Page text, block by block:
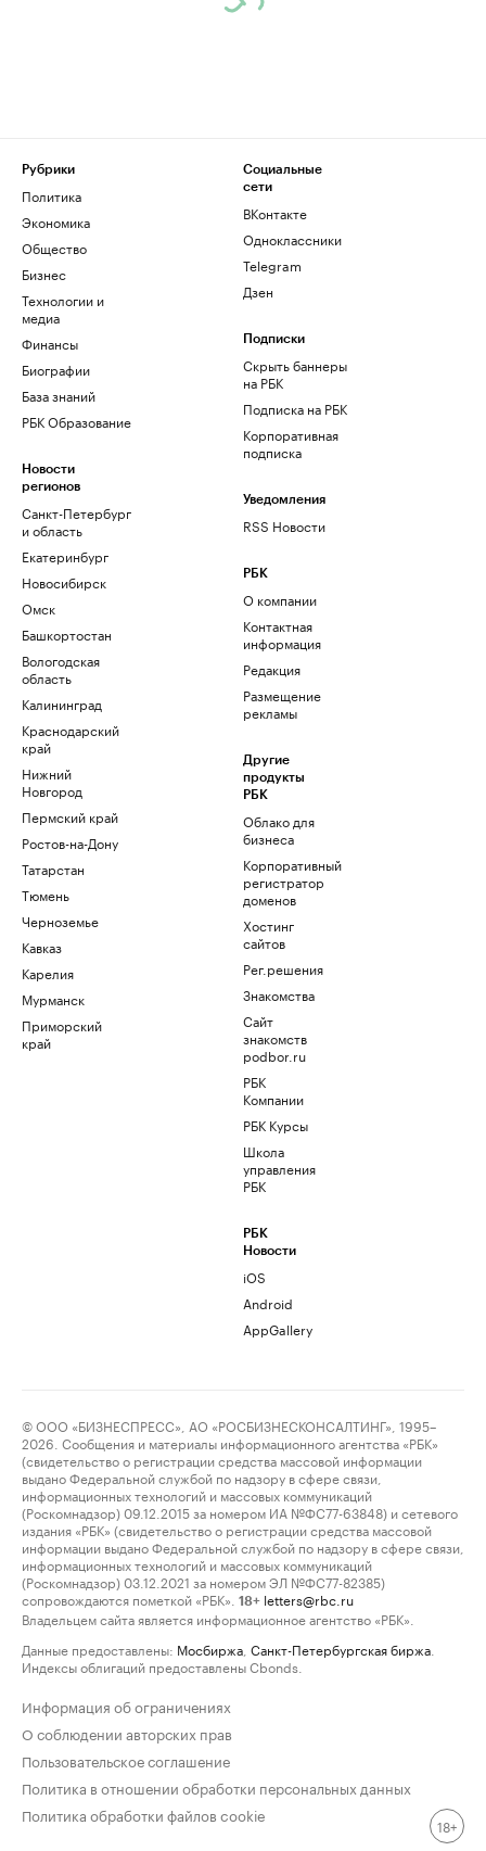
Рубрики
Политика
Экономика
Общество
Бизнес
Технологии и
медиа
Финансы
Биографии
База знаний
РБК Образование
Новости
регионов
Санкт-Петербург
и область
Екатеринбург
Новосибирск
Омск
Башкортостан
Вологодская
область
Калининград
Краснодарский
край
Нижний
Новгород
Пермский край
Ростов-на-Дону
Татарстан
Тюмень
Черноземье
Кавказ
Карелия
Мурманск
Приморский
край
Социальные
сети
ВКонтакте
Одноклассники
Telegram
Дзен
Подписки
Скрыть баннеры
на РБК
Подписка на РБК
Корпоративная
подписка
Уведомления
RSS Новости
РБК
О компании
Контактная
информация
Редакция
Размещение
рекламы
Другие
продукты
РБК
Облако для
бизнеса
Корпоративный
регистратор
доменов
Хостинг
сайтов
Рег.решения
Знакомства
Сайт
знакомств
podbor.ru
РБК
Компании
РБК Курсы
Школа
управления
РБК
РБК
Новости
iOS
Android
AppGallery
© ООО «БИЗНЕСПРЕСС», АО «РОСБИЗНЕСКОНСАЛТИНГ», 1995–
2026. Сообщения и материалы информационного агентства «РБК»
(свидетельство о регистрации средства массовой информации
выдано Федеральной службой по надзору в сфере связи,
информационных технологий и массовых коммуникаций
(Роскомнадзор) 09.12.2015 за номером ИА №ФС77-63848) и сетевого
издания «РБК» (свидетельство о регистрации средства массовой
информации выдано Федеральной службой по надзору в сфере связи,
информационных технологий и массовых коммуникаций
(Роскомнадзор) 03.12.2021 за номером ЭЛ №ФС77-82385)
сопровождаются пометкой «РБК».
18+ letters@rbc.ru
Владельцем сайта является информационное агентство «РБК».
Данные предоставлены: Мосбиржа Санкт-Петербургская биржа
Индексы облигаций предоставлены Cbonds.
Информация об ограничениях
О соблюдении авторских прав
Пользовательское соглашение
Политика в отношении обработки персональных данных
Политика обработки файлов cookie
18+